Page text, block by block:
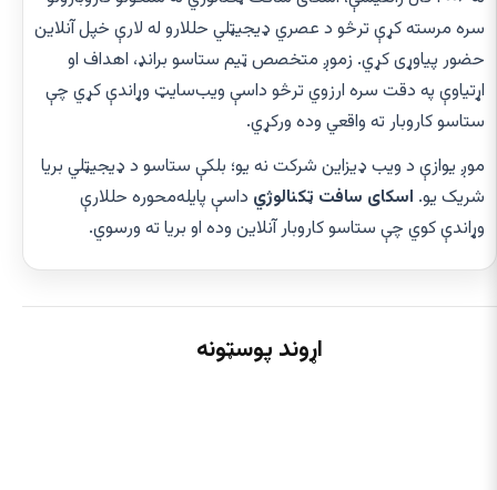
سره مرسته کړې ترڅو د عصري ډیجیټلي حللارو له لارې خپل آنلاین
حضور پیاوړی کړي. زموږ متخصص ټیم ستاسو برانډ، اهداف او
اړتیاوې په دقت سره ارزوي ترڅو داسې ویب‌سایټ وړاندې کړي چې
ستاسو کاروبار ته واقعي وده ورکړي.
موږ یوازې د ویب ډیزاین شرکت نه یو؛ بلکې ستاسو د ډیجیټلي بریا
شریک یو. اسکای سافت ټکنالوژي داسې پایله‌محوره حللارې
وړاندې کوي چې ستاسو کاروبار آنلاین وده او بریا ته ورسوي.
اړوند پوسټونه